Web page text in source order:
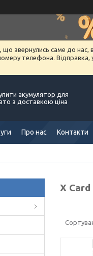
звернулись саме до нас,
телефона. Відправка,
акумулятор для
з доставкою ціна
Про нас Контакти
X Card